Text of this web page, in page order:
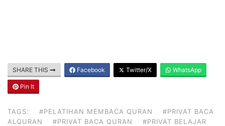
SHARE THIS Facebook Twitter/X WhatsApp
Pin It
TAGS: #PELATIHAN MEMBACA QURAN
#PRIVAT BACA
ALQURAN
#PRIVAT BACA QURAN
#PRIVAT BELAJAR